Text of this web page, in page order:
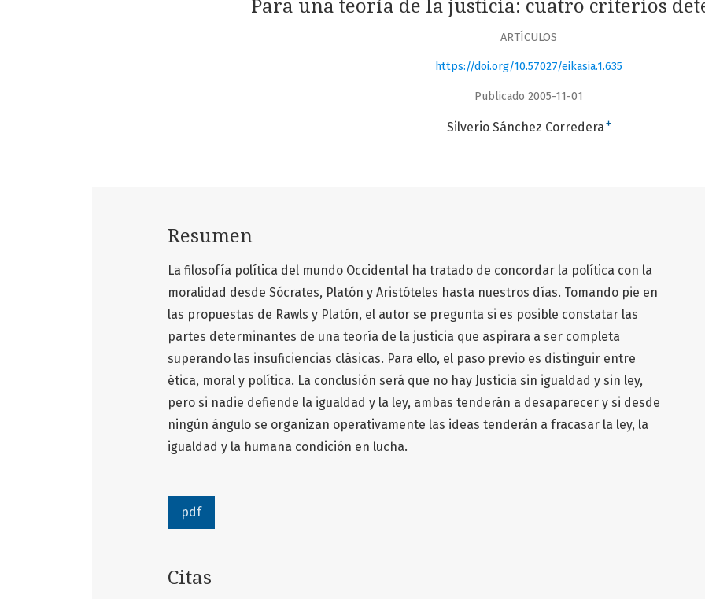
Para una teoría de la justicia: cuatro criterios
ARTÍCULOS
https://doi.org/10.57027/eikasia.1.635
Publicado 2005-11-01
Silverio Sánchez Corredera +
Resumen
La filosofía política del mundo Occidental ha tratado de concordar la política con la
moralidad desde Sócrates, Platón y Aristóteles hasta nuestros días. Tomando pie en
las propuestas de Rawls y Platón, el autor se pregunta si es posible constatar las
partes determinantes de una teoría de la justicia que aspirara a ser completa
superando las insuficiencias clásicas. Para ello, el paso previo es distinguir entre
ética, moral y política. La conclusión será que no hay Justicia sin igualdad y sin ley,
pero si nadie defiende la igualdad y la ley, ambas tenderán a desaparecer y si desde
ningún ángulo se organizan operativamente las ideas tenderán a fracasar la ley, la
igualdad y la humana condición en lucha.
pdf
Citas